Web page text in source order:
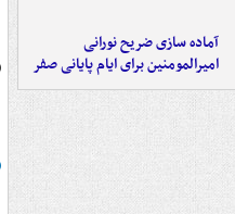
آماده سازی ضریح نورانی
امیرالمومنین برای ایام پایانی صفر